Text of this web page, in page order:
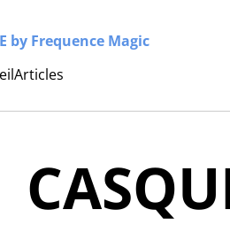
by Frequence Magic
Articles